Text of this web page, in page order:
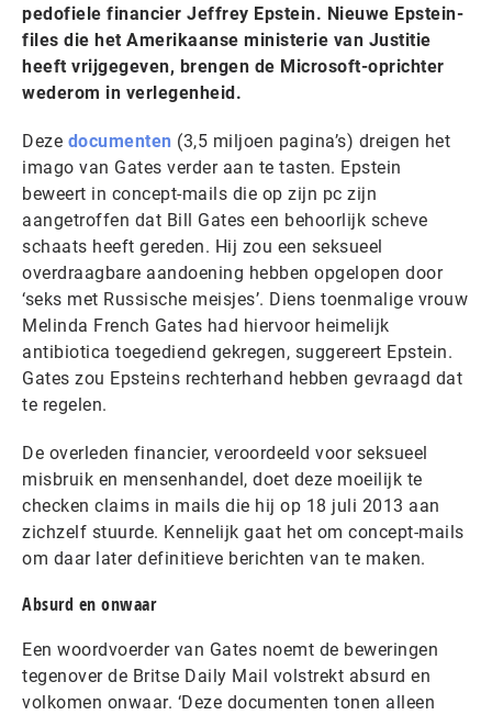
pedofiele financier Jeffrey Epstein. Nieuwe Epstein-
files die het Amerikaanse ministerie van Justitie
heeft vrijgegeven, brengen de Microsoft-oprichter
wederom in verlegenheid.
Deze documenten (3,5 miljoen pagina’s) dreigen het
imago van Gates verder aan te tasten. Epstein
beweert in concept-mails die op zijn pc zijn
aangetroffen dat Bill Gates een behoorlijk scheve
schaats heeft gereden. Hij zou een seksueel
overdraagbare aandoening hebben opgelopen door
‘seks met Russische meisjes’. Diens toenmalige vrouw
Melinda French Gates had hiervoor heimelijk
antibiotica toegediend gekregen, suggereert Epstein.
Gates zou Epsteins rechterhand hebben gevraagd dat
te regelen.
De overleden financier, veroordeeld voor seksueel
misbruik en mensenhandel, doet deze moeilijk te
checken claims in mails die hij op 18 juli 2013 aan
zichzelf stuurde. Kennelijk gaat het om concept-mails
om daar later definitieve berichten van te maken.
Absurd en onwaar
Een woordvoerder van Gates noemt de beweringen
tegenover de Britse Daily Mail volstrekt absurd en
volkomen onwaar. ‘Deze documenten tonen alleen